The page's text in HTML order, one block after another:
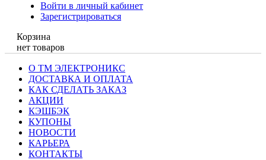
Войти в личный кабинет
Зарегистрироваться
Корзина
нет товаров
О ТМ ЭЛЕКТРОНИКС
ДОСТАВКА И ОПЛАТА
КАК СДЕЛАТЬ ЗАКАЗ
АКЦИИ
КЭШБЭК
КУПОНЫ
НОВОСТИ
КАРЬЕРА
КОНТАКТЫ